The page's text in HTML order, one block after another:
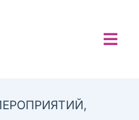
О ПРОЕКТЕ
,